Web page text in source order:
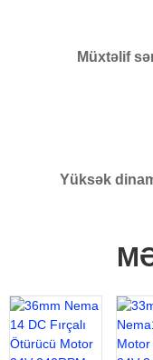
Müxtəlif
Yüksək